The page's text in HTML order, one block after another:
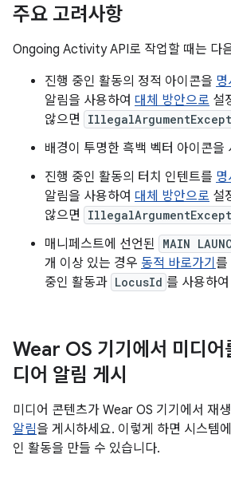
주요 고려사항
Ongoing Activity API로 작업할 때는 다
진행 중인 활동의 정적 아이콘을 명
알림을 사용하여 대체 방안으로 설
않으면
배경이 투명한 흑백 벡터 아이콘을
진행 중인 활동의 터치 인텐트를 명
알림을 사용하여 대체 방안으로 설
않으면
매니페스트에 선언된 MAIN
개 이상 있는 경우 동적 바로가기 를
중인 활동과 LocusId 를 사용하
Wear OS 기기에서 미디어
디어 알림 게시
미디어 콘텐츠가 Wear OS 기기에서 재
알림을 게시하세요. 이렇게 하면 시스템
인 활동을 만들 수 있습니다.